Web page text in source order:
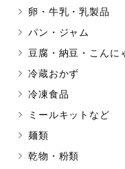
卵・牛乳・乳製品
パン・ジャム
豆腐・納豆・こんに
冷蔵おかず
冷凍食品
ミールキットなど
麺類
乾物・粉類